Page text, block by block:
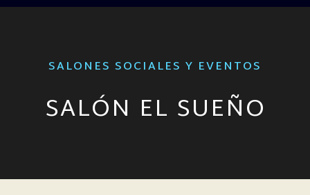
SALONES SOCIALES Y EVENTOS
SALÓN EL SUEÑO